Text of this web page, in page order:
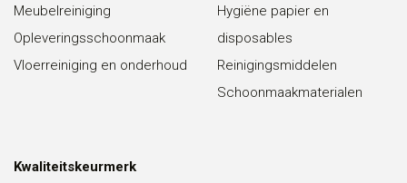
Meubelreiniging
Opleveringsschoonmaak
Vloerreiniging en onderhoud
Hygiëne papier en
disposables
Reinigingsmiddelen
Schoonmaakmaterialen
Kwaliteitskeurmerk